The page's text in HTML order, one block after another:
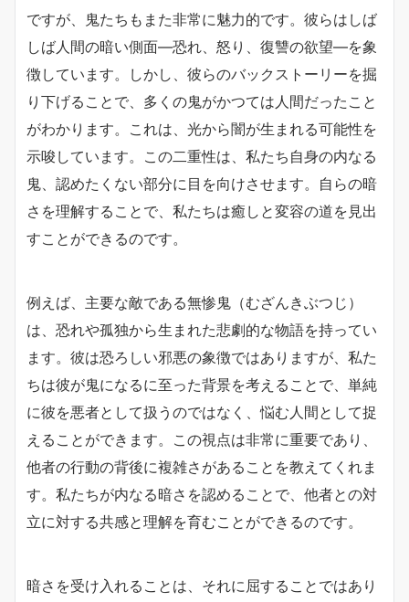
ですが、鬼たちもまた非常に魅力的です。彼らはしば
しば人間の暗い側面—恐れ、怒り、復讐の欲望—を象
徴しています。しかし、彼らのバックストーリーを掘
り下げることで、多くの鬼がかつては人間だったこと
がわかります。これは、光から闇が生まれる可能性を
示唆しています。この二重性は、私たち自身の内なる
鬼、認めたくない部分に目を向けさせます。自らの暗
さを理解することで、私たちは癒しと変容の道を見出
すことができるのです。
例えば、主要な敵である無惨鬼（むざんきぶつじ）
は、恐れや孤独から生まれた悲劇的な物語を持ってい
ます。彼は恐ろしい邪悪の象徴ではありますが、私た
ちは彼が鬼になるに至った背景を考えることで、単純
に彼を悪者として扱うのではなく、悩む人間として捉
えることができます。この視点は非常に重要であり、
他者の行動の背後に複雑さがあることを教えてくれま
す。私たちが内なる暗さを認めることで、他者との対
立に対する共感と理解を育むことができるのです。
暗さを受け入れることは、それに屈することではあり